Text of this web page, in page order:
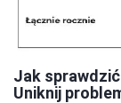
Jak
Uniknij